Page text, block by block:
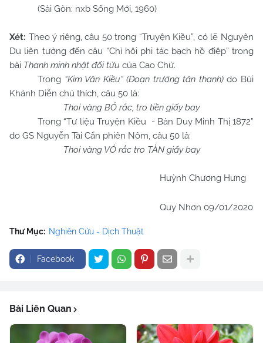
(Sài Gòn: nxb Sống Mới, 1960)
Xét: Theo ý riêng, câu 50 trong “Truyện Kiều”, có lẽ Nguyên
Du liên tưởng đến câu “Chỉ hôi phi tác bạch hồ điệp” trong
bài Thanh minh nhật đối tửu của Cao Chứ.
Trong “Kim Vân Kiều” (Đoạn trường tân thanh)do Bùi
Khánh Diễn chú thích, câu 50 là:
Thoi vàng BÓ rắc, tro tiền giấy bay
Trong “Tư liệu Truyện Kiều - Bản Duy Minh Thị 1872”
do GS Nguyễn Tài Cẩn phiên Nôm, câu 50 là:
Thoi vàng VÓ rắc tro TÀN giấy bay
Huỳnh Chương Hưng
Quy Nhơn 09/01/2020
Thư Mục: Nghiên Cứu - Dịch Thuật
Facebook
Bài Liên Quan